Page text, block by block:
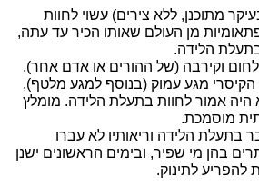
מתוכנן, ללא צירים) עשוי לחוות
מן העולם שאותו הכיר עד עתה,
הלידה.
לחום וקירבה (של ההורים או אדם אחר).
הקיסרי מגע עמוק (בנוסף למגע מלטף),
היה אמור לחוות בתעלת הלידה. מומלץ
מוסמכת.
בתעלת הלידה וריאותיו לא עברו
בהן מי שפיר, ובימים הראשונים ישנן
להפריע לתינוק.